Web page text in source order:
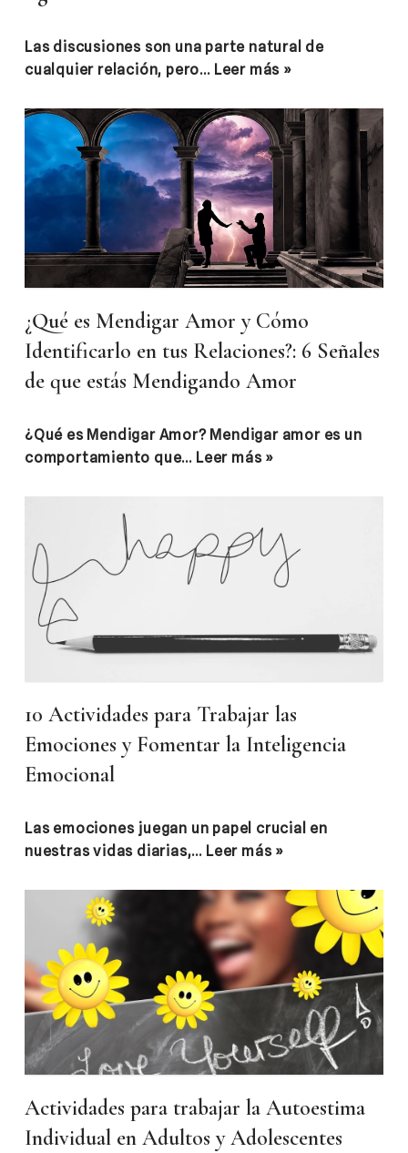
Las discusiones son una parte natural de
cualquier relación, pero… Leer más »
¿Qué es Mendigar Amor y Cómo
Identificarlo en tus Relaciones?: 6 Señales
de que estás Mendigando Amor
¿Qué es Mendigar Amor? Mendigar amor es un
comportamiento que… Leer más »
10 Actividades para Trabajar las
Emociones y Fomentar la Inteligencia
Emocional
Las emociones juegan un papel crucial en
nuestras vidas diarias,… Leer más »
Actividades para trabajar la Autoestima
Individual en Adultos y Adolescentes